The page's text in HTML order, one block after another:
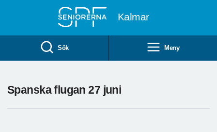
Kalmar
Sök Meny
Spanska flugan 27 juni